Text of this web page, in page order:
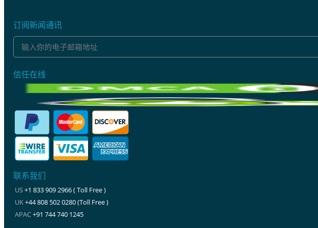
订阅新闻通讯
信任在线
联系我们
US+1 833 909 2966 ( Toll Free )
UK+44 808 502 0280 (Toll Free )
APAC+91 744 740 1245